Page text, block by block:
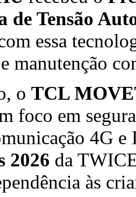
de Tensão
essa
manutenção
o TCL
foco em
4G
2026 da
às